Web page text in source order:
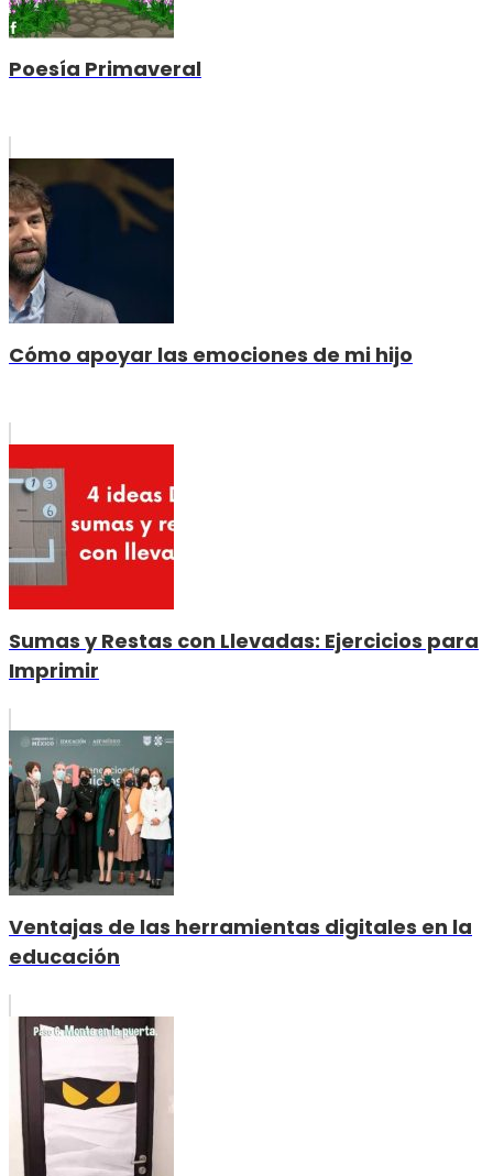
Poesía Primaveral
Cómo apoyar las emociones de mi hijo
Sumas y Restas con Llevadas: Ejercicios para
Imprimir
Ventajas de las herramientas digitales en la
educación